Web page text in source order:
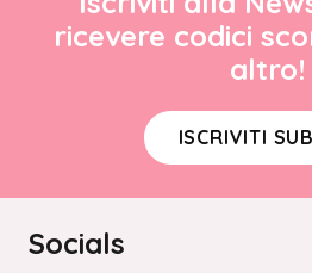
ricevere codici
altro!
ISCRIVITI
Socials